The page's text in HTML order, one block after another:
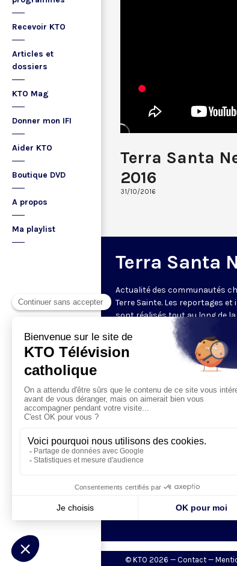
Recevoir KTO
Articles et
dossiers
KTO Mag
Donner mon IFI
Aider KTO
Boutique DVD
A propos
Ma playlist
Terra Santa
2016
31/10/2016
Terra Santa
Actualité des communautés
Terre Sainte. Les reportages et
sont réalisés tout au long de
le Centre des Médias de la
Franciscaine de Terre Sainte.
avec le Franciscan Media
© KTO 2026 — Contact —